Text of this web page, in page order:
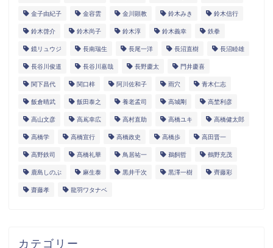
金子由紀子 金容雲 金川顕教 鈴木みき 鈴木信行
鈴木啓介 鈴木尚子 鈴木淳 鈴木義幸 鉄拳
鏡リュウジ 長南瑞生 長尾一洋 長沼直樹 長沼睦雄
長谷川俊道 長谷川嘉哉 長野慶太 門井慶喜
関下昌代 関口梓 阿川佐和子 雨穴 青木仁志
飯倉晴武 飯田泰之 養老孟司 高城剛 高埜利彦
高山文彦 高嶌幸広 高村直助 高橋ユキ 高橋健太郎
高橋学 高橋宣行 高橋政史 高橋歩 高田晋一
高野鉄司 髙橋礼華 鳥居祐一 鵜飼哲 鶴野充茂
鹿島しのぶ 麻生泰 黒井千次 黒澤一樹 齊藤彩
齋藤孝 龍羽ワタナベ
カテゴリー